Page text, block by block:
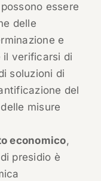
essere
delle
e
il verificarsi di
soluzioni di
del
misure
economico,
presidio è